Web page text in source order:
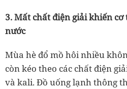
3. Mất chất điện giải khiến
nước
Mùa hè đổ mồ hôi nhiều
còn kéo theo các chất điện
và kali. Đồ uống lạnh thông